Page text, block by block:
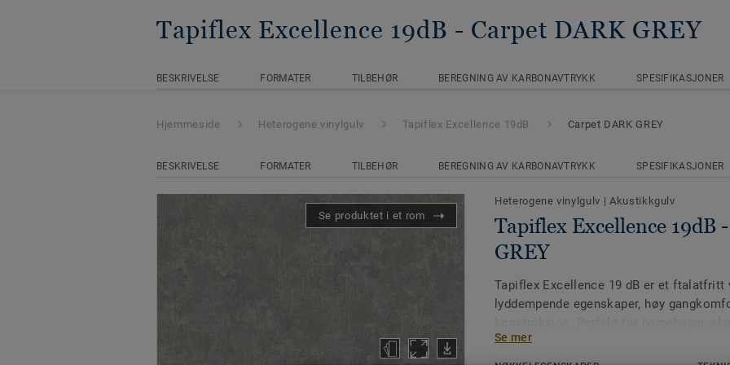
Tapiflex Excellence 19dB - Carpet DARK GREY
BESKRIVELSE FORMATER TILBEHØR BEREGNING AV KARBONAVTRYKK SPESIFIKASJONER
Hjemmeside Heterogene vinylgulv Tapiflex Excellence 19dB Carpet DARK GREY
BESKRIVELSE FORMATER TILBEHØR BEREGNING AV KARBONAVTRYKK SPESIFIKASJONER
Se produktet i et rom
Heterogene vinylgulv | Akustikkgulv
Tapiflex Excellence 19dB
GREY
Tapiflex Excellence 19 dB er et ftalatfritt
lyddempende egenskaper, høy
arealer der lyd- og arbeidsmiljø er i
Se mer